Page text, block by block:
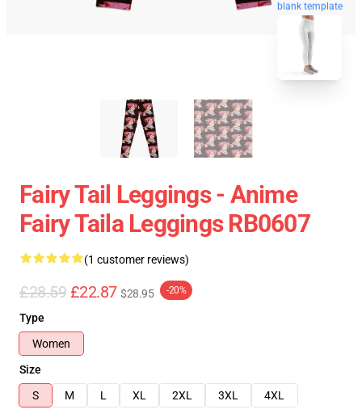
blank template
Fairy Tail Leggings - Anime
Fairy Taila Leggings RB0607
(1 customer reviews)
£28.59 £22.87 $28.95 -20%
Type
Women
Size
S
M L XL 2XL 3XL 4XL